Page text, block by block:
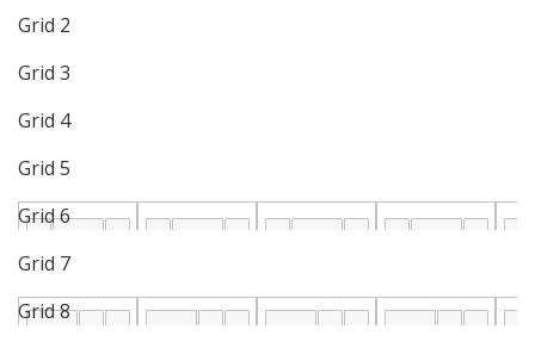
ARSÈNE ATEBA : QUAND L’EXCELLENCE
ACADÉMIQUE RENCONTRE LE FEU DE LA DANSE
AFRICAIN
Grid 2
Grid 3
Grid 4
Grid 5
Grid 6
Grid 7
Grid 8